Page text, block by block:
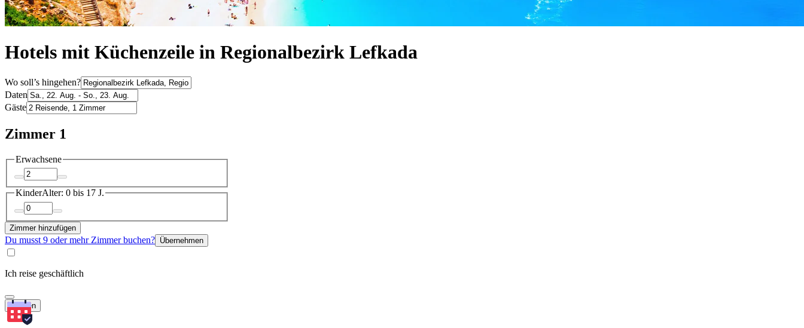
Hotels mit Küchenzeile in Regionalbezirk Lefkada
Wo soll’s hingehen?
Daten
Gäste
Zimmer 1
Erwachsene
KinderAlter: 0 bis 17 J.
Zimmer hinzufügen
Du musst 9 oder mehr Zimmer buchen? Übernehmen
Ich reise geschäftlich
Suchen